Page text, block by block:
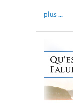
plus ...